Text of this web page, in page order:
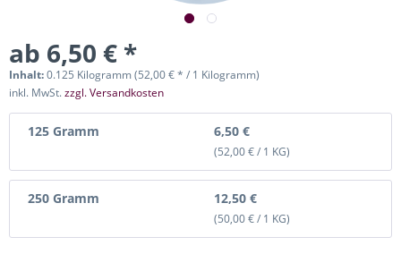
ab 6,50 € *
Inhalt:0.125 Kilogramm (52,00 € * / 1 Kilogramm)
inkl. MwSt.zzgl. Versandkosten
125 Gramm 6,50 €
(52,00 € / 1 KG)
250 Gramm 12,50 €
(50,00 € / 1 KG)